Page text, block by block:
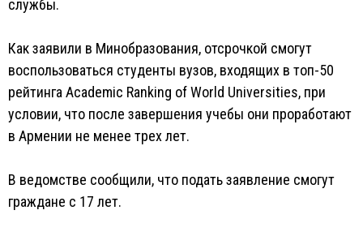
службы.
Как заявили в Минобразования, отсрочкой смогут
воспользоваться студенты вузов, входящих в топ-50
рейтинга Academic Ranking of World Universities, при
условии, что после завершения учебы они проработают
в Армении не менее трех лет.
В ведомстве сообщили, что подать заявление смогут
граждане с 17 лет.